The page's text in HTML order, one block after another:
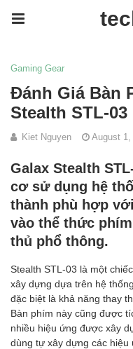
Gaming Gear
Đánh Giá Bàn
Stealth STL-03
Kiet Nguyen August 1,
Galax Stealth
cơ sử dụng hệ
thành phù hợp
vào thể thức
thủ phổ thông.
Stealth STL-03 là một
xây dựng dựa trên hệ
đặc biệt là khả năng thay
Bàn phím này cũng được
nhiều hiệu ứng được xây
dùng tự xây dựng các